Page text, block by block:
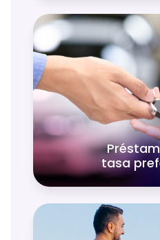
tasa
Haz el viaje que
patrimonio o un
preferencial